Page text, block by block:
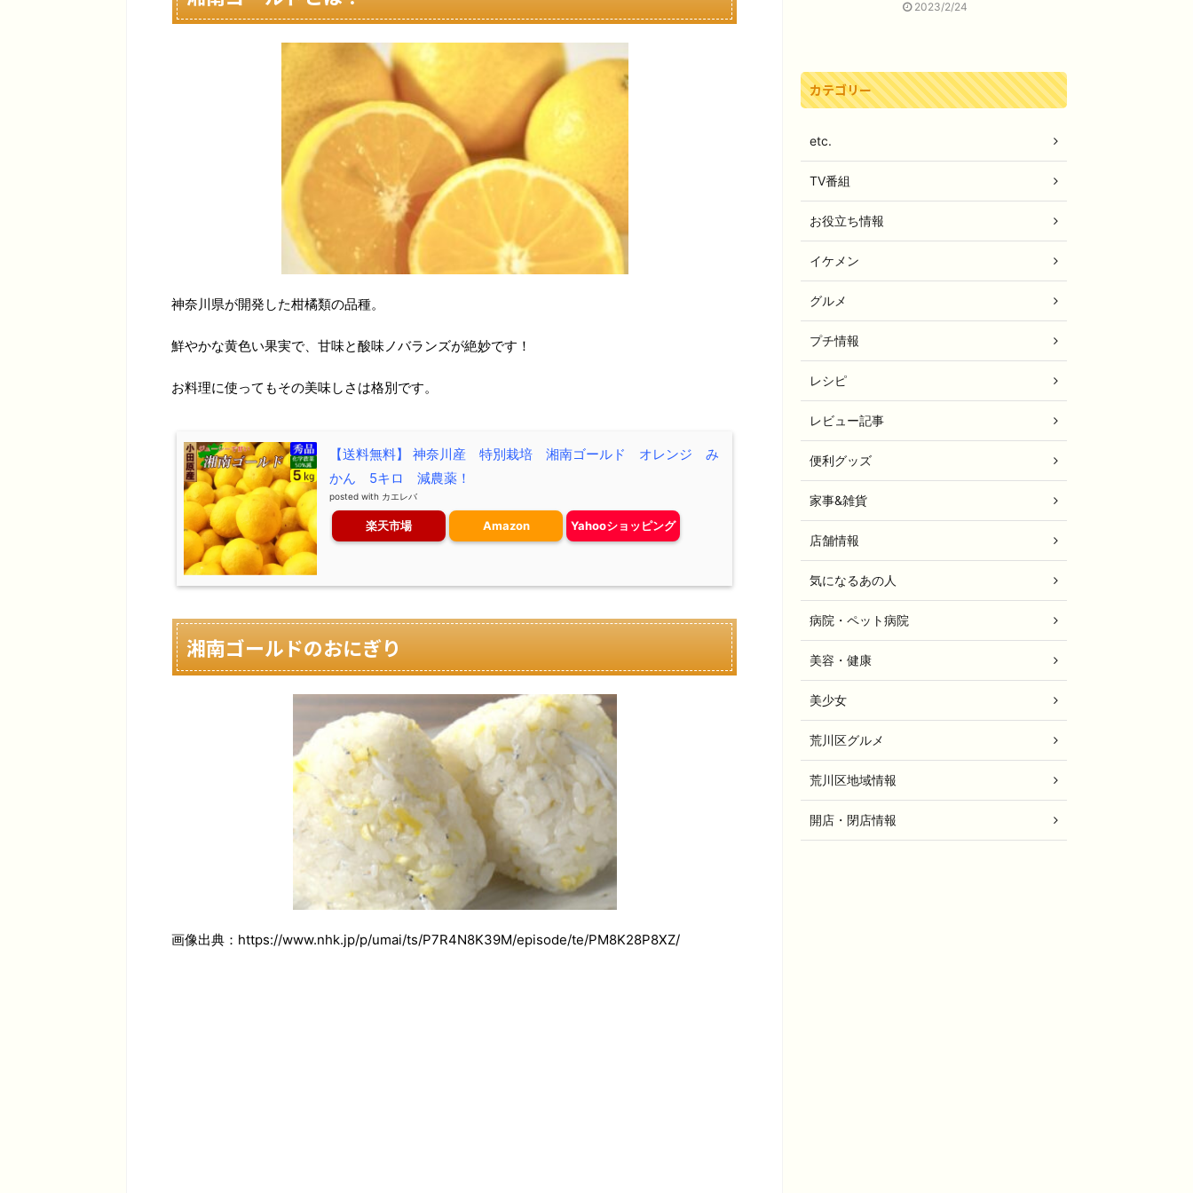
神奈川県が開発した柑橘類の品種。
鮮やかな黄色い果実で、甘味と酸味ノバランズが絶妙です！
お料理に使ってもその美味しさは格別です。
【送料無料】 神奈川産 特別栽培 湘南ゴールド オレンジ み
かん 5キロ 減農薬！
posted with カエレバ
楽天市場 Amazon Yahooショッピング
湘南ゴールドのおにぎり
画像出典：https://www.nhk.jp/p/umai/ts/P7R4N8K39M/episode/te/PM8K28P8XZ/
2023/2/24
カテゴリー
etc.
TV番組
お役立ち情報
イケメン
グルメ
プチ情報
レシピ
レビュー記事
便利グッズ
家事&雑貨
店舗情報
気になるあの人
病院・ペット病院
美容・健康
美少女
荒川区グルメ
荒川区地域情報
開店・閉店情報